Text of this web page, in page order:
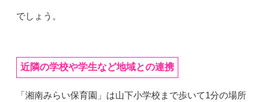
でしょう。
近隣の学校や学生など地域との連携
「湘南みらい保育園」は山下小学校まで歩いて1分の場所